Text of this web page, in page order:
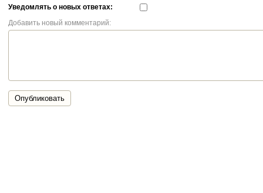
Уведомлять о новых ответах:
Добавить новый комментарий:
Опубликовать